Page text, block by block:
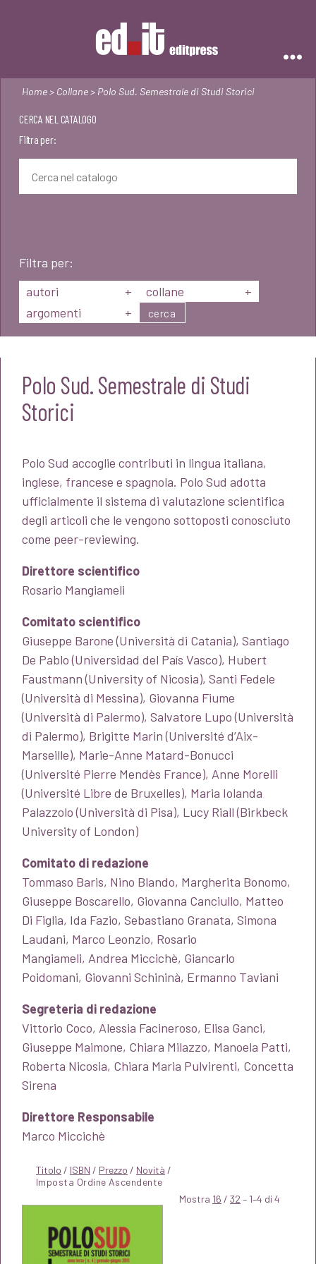
Home> Collane> Polo Sud. Semestrale di Studi Storici
CERCA NEL CATALOGO
Filtra per:
Filtra per:
autori
+ collane
+
argomenti
+ cerca
Polo Sud. Semestrale di Studi
Storici
Polo Sud accoglie contributi in lingua italiana,
inglese, francese e spagnola. Polo Sud adotta
ufficialmente il sistema di valutazione scientifica
degli articoli che le vengono sottoposti conosciuto
come peer-reviewing.
Direttore scientifico
Rosario Mangiameli
Comitato scientifico
Giuseppe Barone (Università di Catania), Santiago
De Pablo (Universidad del País Vasco), Hubert
Faustmann (University of Nicosia), Santi Fedele
(Università di Messina), Giovanna Fiume
(Università di Palermo), Salvatore Lupo (Università
di Palermo), Brigitte Marin (Université d’Aix-
Marseille), Marie-Anne Matard-Bonucci
(Université Pierre Mendès France), Anne Morelli
(Université Libre de Bruxelles), Maria Iolanda
Palazzolo (Università di Pisa), Lucy Riall (Birkbeck
University of London)
Comitato di redazione
Tommaso Baris, Nino Blando, Margherita Bonomo,
Giuseppe Boscarello, Giovanna Canciullo, Matteo
Di Figlia, Ida Fazio, Sebastiano Granata, Simona
Laudani, Marco Leonzio, Rosario
Mangiameli, Andrea Miccichè, Giancarlo
Poidomani, Giovanni Schininà, Ermanno Taviani
Segreteria di redazione
Vittorio Coco, Alessia Facineroso, Elisa Ganci,
Giuseppe Maimone, Chiara Milazzo, Manoela Patti,
Roberta Nicosia, Chiara Maria Pulvirenti, Concetta
Sirena
Direttore Responsabile
Marco Miccichè
Titolo / ISBN / Prezzo / Novità /
Mostra 16 / 32 – 1–4 di 4